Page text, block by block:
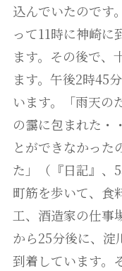
込んでいたのです
って11時に神崎に
ます。その後で、
ます。午後2時45
います。「雨天の
の靄に包まれた・
とができなかった
た」（『日記』、
町筋を歩いて、食
工、酒造家の仕事
から25分後に、淀
到着しています。